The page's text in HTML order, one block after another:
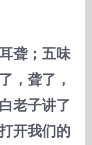
聋；五味
，聋了，
老子讲了
开我们的